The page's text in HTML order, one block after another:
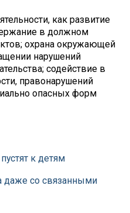
как развитие
в должном
охрана окружающей
нарушений
содействие в
правонарушений
опасных форм
к детям
даже со связанными